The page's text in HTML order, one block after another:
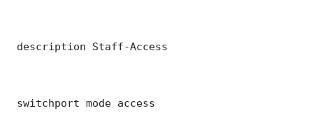
description Staff-Access
switchport mode access